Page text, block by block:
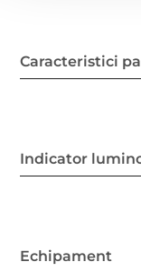
Caracteristici
Indicator
Echipament